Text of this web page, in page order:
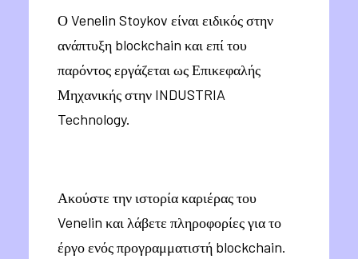
Ο Venelin Stoykov είναι ειδικός στην
ανάπτυξη blockchain και επί του
παρόντος εργάζεται ως Επικεφαλής
Μηχανικής στην INDUSTRIA
Technology.
Ακούστε την ιστορία καριέρας του
Venelin και λάβετε πληροφορίες για το
έργο ενός προγραμματιστή blockchain.